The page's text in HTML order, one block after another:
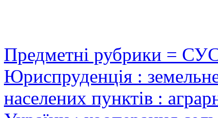
Предметні рубрики =
Юриспруденція :
населених пунктів :